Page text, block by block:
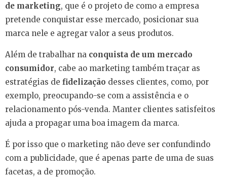
de marketing, que é o projeto de como a empresa
pretende conquistar esse mercado, posicionar sua
marca nele e agregar valor a seus produtos.
Além de trabalhar na conquista de um mercado
consumidor, cabe ao marketing também traçar as
estratégias de fidelização desses clientes, como, por
exemplo, preocupando-se com a assistência e o
relacionamento pós-venda. Manter clientes satisfeitos
ajuda a propagar uma boa imagem da marca.
É por isso que o marketing não deve ser confundindo
com a publicidade, que é apenas parte de uma de suas
facetas, a de promoção.